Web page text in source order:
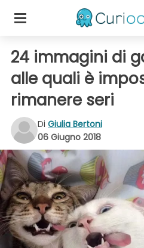
24 immagini di
alle quali è
rimanere seri
Di Giulia Bertoni
06 Giugno 2018